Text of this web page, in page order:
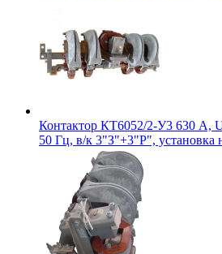
Контактор КТ6052/2-У3 630 А,
50 Гц, в/к 3"З"+3"Р", установка